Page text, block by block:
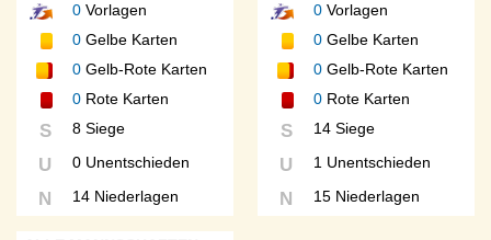
0 Vorlagen
0 Gelbe Karten
0 Gelb-Rote Karten
0 Rote Karten
S 8 Siege
U 0 Unentschieden
N 14 Niederlagen
0Vorlagen
0Gelbe Karten
0Gelb-Rote Karten
0Rote Karten
S 14 Siege
U 1 Unentschieden
N 15 Niederlagen